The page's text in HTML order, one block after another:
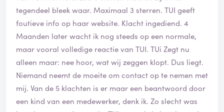
Ze gaven aan dat ze dit probleem heel vaak hadden
met Tui en dat ze gelukkig nog een plekje beschikbaar
hadden voor mij en de rest zelf wel met Tui zouden
uitzoeken. Afijn, ik had een plek om te slapen, erg
prettig. Dankzij de medewerkers van de accomodatie.
Volgende hobbel: De sport was dicht en betaald. De
sauna was dicht en betaald. Het zwembad was dicht
en smerig. Het resort gaf aan dat het zwembad
tegendeel bleek waar. Maximaal 3 sterren. TUI geeft
foutieve info op haar website. Klacht ingediend. 4
Maanden later wacht ik nog steeds op een normale,
maar vooral volledige reactie van TUI. TUi Zegt nu
alleen maar: nee hoor, wat wij zeggen klopt. Dus liegt.
Niemand neemt de moeite om contact op te nemen met
mij. Van de 5 klachten is er maar een beantwoord door
een kind van een medewerker, denk ik. Zo slecht was